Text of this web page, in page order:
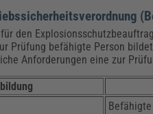
den
Prüfung befähigte Person
Anforderungen eine zur